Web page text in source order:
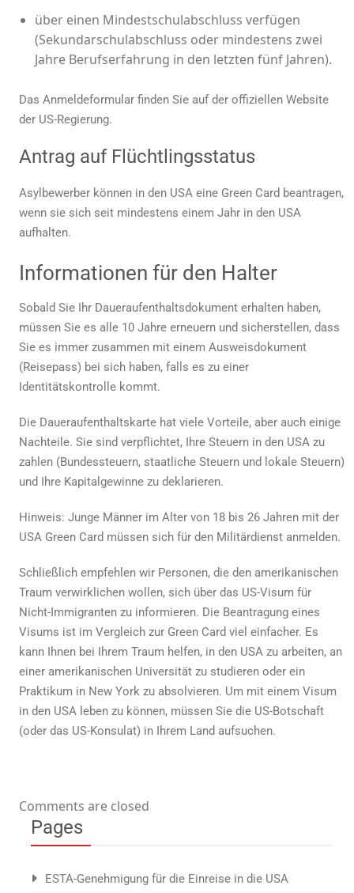
über einen Mindestschulabschluss verfügen
(Sekundarschulabschluss oder mindestens zwei
Jahre Berufserfahrung in den letzten fünf Jahren).
Das Anmeldeformular finden Sie auf der offiziellen Website
der US-Regierung.
Antrag auf Flüchtlingsstatus
Asylbewerber können in den USA eine Green Card beantragen,
wenn sie sich seit mindestens einem Jahr in den USA
aufhalten.
Informationen für den Halter
Sobald Sie Ihr Daueraufenthaltsdokument erhalten haben,
müssen Sie es alle 10 Jahre erneuern und sicherstellen, dass
Sie es immer zusammen mit einem Ausweisdokument
(Reisepass) bei sich haben, falls es zu einer
Identitätskontrolle kommt.
Die Daueraufenthaltskarte hat viele Vorteile, aber auch einige
Nachteile. Sie sind verpflichtet, Ihre Steuern in den USA zu
zahlen (Bundessteuern, staatliche Steuern und lokale Steuern)
und Ihre Kapitalgewinne zu deklarieren.
Hinweis: Junge Männer im Alter von 18 bis 26 Jahren mit der
USA Green Card müssen sich für den Militärdienst anmelden.
Schließlich empfehlen wir Personen, die den amerikanischen
Traum verwirklichen wollen, sich über das US-Visum für
Nicht-Immigranten zu informieren. Die Beantragung eines
Visums ist im Vergleich zur Green Card viel einfacher. Es
kann Ihnen bei Ihrem Traum helfen, in den USA zu arbeiten, an
einer amerikanischen Universität zu studieren oder ein
Praktikum in New York zu absolvieren. Um mit einem Visum
in den USA leben zu können, müssen Sie die US-Botschaft
(oder das US-Konsulat) in Ihrem Land aufsuchen.
Comments are closed
Pages
ESTA-Genehmigung für die Einreise in die USA